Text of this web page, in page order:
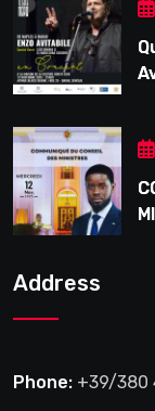
Address
Phone: +39/380